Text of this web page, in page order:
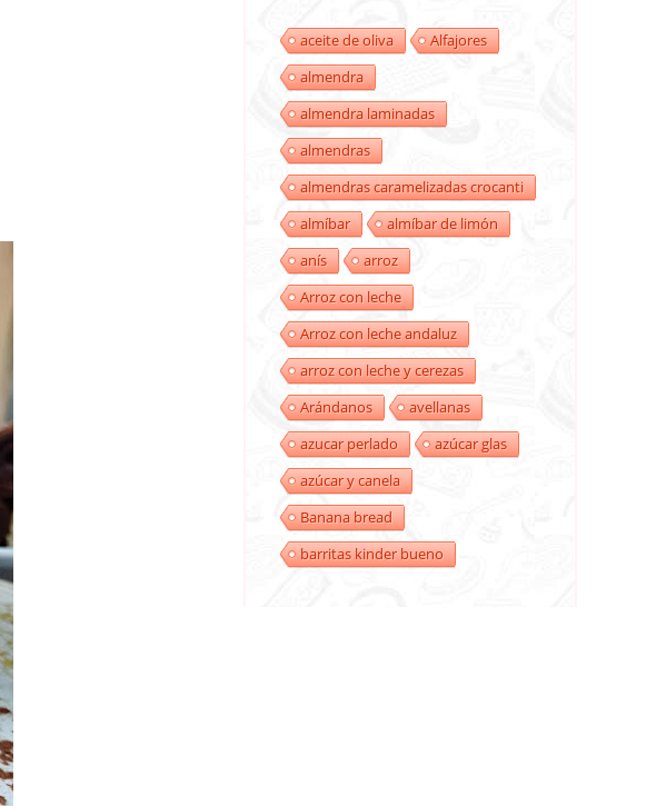
aceite de oliva
Alfajores
almendra
almendra laminadas
almendras
almendras caramelizadas crocanti
almíbar
almíbar de limón
anís
arroz
Arroz con leche
Arroz con leche andaluz
arroz con leche y cerezas
Arándanos
avellanas
azucar perlado
azúcar glas
azúcar y canela
Banana bread
barritas kinder bueno